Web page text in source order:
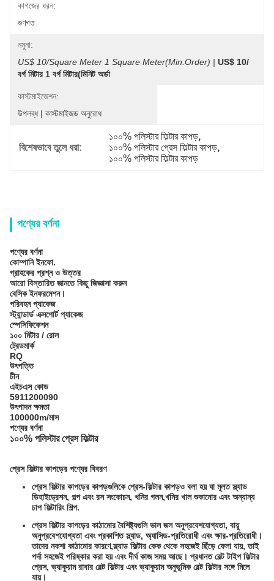
কাগজের ধরন:
গুণগত
নমুনা:
US$ 10/Square Meter 1 Square Meter(Min.Order) | US$ 10/
বর্গ মিটার 1 বর্গ মিটার(মিনিট অর্ডা
কাস্টমাইজেশন:
উপলব্ধ | কাস্টমাইজড অনুরোধ
বিশেষভাবে তুলে ধরা:
১০০% পলিস্টার ফিল্টার কাপড়,
১০০% পলিস্টার প্রেস ফিল্টার কাপড়,
১০০% পলিস্টার ফিল্টার কাপড়
পণ্যের বর্ণনা
পণ্যের বর্ণনা
কোম্পানি ইনফো.
গ্রাহকের প্রশ্ন ও উত্তর
আরো বিস্তারিত জানতে কিছু জিজ্ঞাসা করুন
বেসিক ইনফরমেশন।
পরিবহন প্যাকেজ
স্ট্যান্ডার্ড এক্সপোর্ট প্যাকেজ
স্পেসিফিকেশন
১০০ মিটার / রোল
ট্রেডমার্ক
RQ
উৎপত্তি
চীন
এইচএস কোড
5911200090
উৎপাদন ক্ষমতা
100000m/মাস
পণ্যের বর্ণনা
১০০% পলিস্টার প্রেস ফিল্টার
প্রেস ফিল্টার কাপড়ের পণ্যের বিবরণ
প্রেস ফিল্টার কাপড়ের কাপড়গুলিকে প্রেস-ফিল্টার কাপড়ও বলা হয় যা মূলত স্ল্যাড
ডিহাইড্রেশন, পল্প এবং রস সংকোচন, খনির গলন,খনির খাল শুকানোর এবং অন্যান্য
চাপ ফিল্টারিং শিল্প.
প্রেস ফিল্টার কাপড়ের কাঠামোর বৈশিষ্ট্যগুলি ভাল জল অনুপ্রবেশযোগ্যতা, বায়ু
অনুপ্রবেশযোগ্যতা এবং প্রকাশিত স্ল্যাড, অ্যাসিড-প্রতিরোধী এবং ক্ষার-প্রতিরোধী।
তাদের নকশা কাঠামোর কারণে,স্ল্যাড ফিল্টার কেক থেকে সহজেই ছিঁড়ে ফেলা যায়, তাই
পর্দা সহজেই পরিষ্কার করা হয় এবং দীর্ঘ কাজ সময় আছে। প্রধানত বেল্ট টাইপ ফিল্টার
প্রেস, ভ্যাকুয়াম রাবার বেল্ট ফিল্টার এবং ভ্যাকুয়াম অনুভূমিক বেল্ট ফিল্টার সঙ্গে মিলে
যায়।